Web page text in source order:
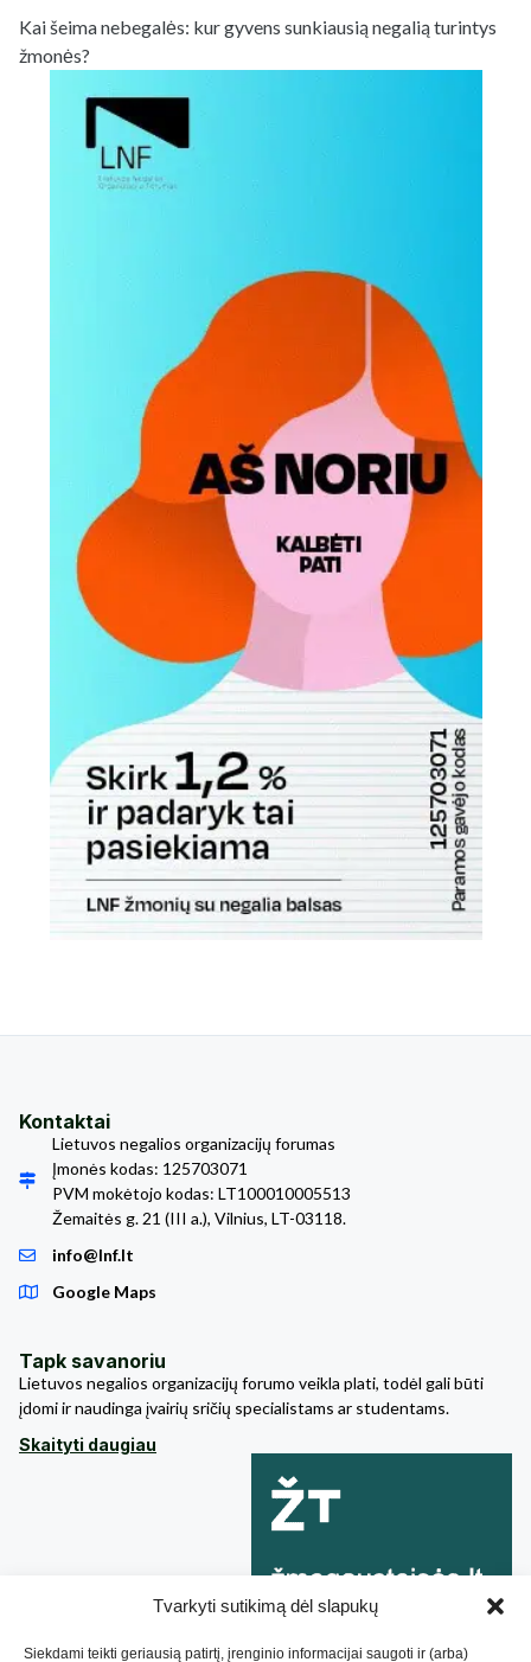
Tvarkyti sutikimą dėl slapukų
Siekdami teikti geriausią patirtį, įrenginio informacijai saugoti ir (arba)
Kai šeima nebegalės: kur gyvens sunkiausią negalią turintys
žmonės?
Kontaktai
Lietuvos negalios organizacijų forumas
Įmonės kodas: 125703071
PVM mokėtojo kodas: LT100010005513
Žemaitės g. 21 (III a.), Vilnius, LT-03118.
info@lnf.lt
Google Maps
Tapk savanoriu
Lietuvos negalios organizacijų forumo veikla plati, todėl gali būti
įdomi ir naudinga įvairių sričių specialistams ar studentams.
Skaityti daugiau